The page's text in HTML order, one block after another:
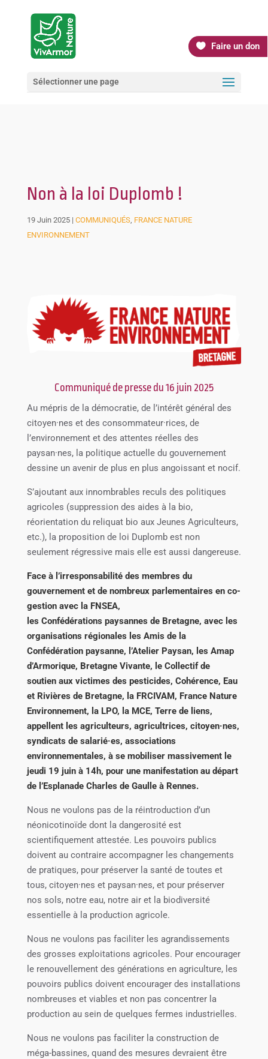
Faire un don
Sélectionner une page
Non à la loi Duplomb !
19 Juin 2025| COMMUNIQUÉS, FRANCE NATURE
ENVIRONNEMENT
Communiqué de presse du 16 juin 2025
Au mépris de la démocratie, de l’intérêt général des
citoyen·nes et des consommateur·rices, de
l’environnement et des attentes réelles des
paysan·nes, la politique actuelle du gouvernement
dessine un avenir de plus en plus angoissant et nocif.
S’ajoutant aux innombrables reculs des politiques
agricoles (suppression des aides à la bio,
réorientation du reliquat bio aux Jeunes Agriculteurs,
etc.), la proposition de loi Duplomb est non
seulement régressive mais elle est aussi dangereuse.
Face à l’irresponsabilité des membres du
gouvernement et de nombreux parlementaires en co-
gestion avec la FNSEA,
les Confédérations paysannes de Bretagne, avec les
organisations régionales les Amis de la
Confédération paysanne, l’Atelier Paysan, les Amap
d’Armorique, Bretagne Vivante, le Collectif de
soutien aux victimes des pesticides, Cohérence, Eau
et Rivières de Bretagne, la FRCIVAM, France Nature
Environnement, la LPO, la MCE, Terre de liens,
appellent les agriculteurs, agricultrices, citoyen·nes,
syndicats de salarié·es, associations
environnementales, à se mobiliser massivement le
jeudi 19 juin à 14h, pour une manifestation au départ
de l’Esplanade Charles de Gaulle à Rennes.
Nous ne voulons pas de la réintroduction d’un
néonicotinoïde dont la dangerosité est
scientifiquement attestée. Les pouvoirs publics
doivent au contraire accompagner les changements
de pratiques, pour préserver la santé de toutes et
tous, citoyen·nes et paysan·nes, et pour préserver
nos sols, notre eau, notre air et la biodiversité
essentielle à la production agricole.
Nous ne voulons pas faciliter les agrandissements
des grosses exploitations agricoles. Pour encourager
le renouvellement des générations en agriculture, les
pouvoirs publics doivent encourager des installations
nombreuses et viables et non pas concentrer la
production au sein de quelques fermes industrielles.
Nous ne voulons pas faciliter la construction de
méga-bassines, quand des mesures devraient être